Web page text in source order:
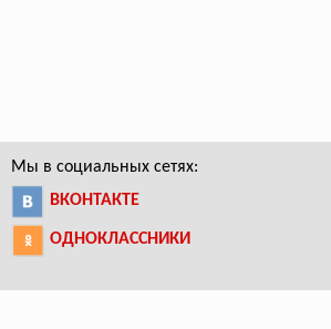
Мы в социальных сетях:
ВКОНТАКТЕ
ОДНОКЛАССНИКИ